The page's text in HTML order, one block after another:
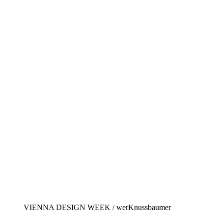
VIENNA DESIGN WEEK / werKnussbaumer